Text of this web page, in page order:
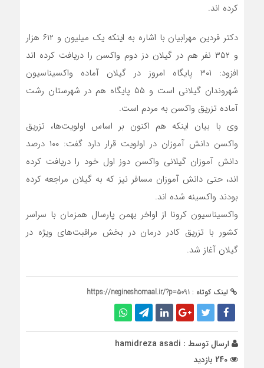
کرده اند.
دکتر فردین مهرابیان با اشاره به اینکه یک میلیون و ۶۱۲ هزار
و ۳۵۲ نفر هم در گیلان دز دوم واکسن را دریافت کرده اند
افزود: ۳۰۱ پایگاه امروز در گیلان آماده واکسیناسیون
شهروندان گیلانی است و ۵۵ پایگاه هم در شهرستان رشت
آماده تزریق واکسن به مردم است.
وی با بیان اینکه هم اکنون بر اساس اولویت‌ها، تزریق
واکسن دانش آموزان در اولویت قرار دارد گفت: ۱۰۰ درصد
دانش آموزان گیلانی واکسن دوز اول خود را دریافت کرده
اند، حتی دانش آموزان مسافر نیز که به گیلان مراجعه کرده
بودند واکسینه شده اند.
واکسیناسیون کرونا از اواخر بهمن پارسال همزمان با سراسر
کشور با تزریق کادر درمان در بخش مراقبت‌های ویژه در
گیلان آغاز شد.
لینک کوتاه : https://negineshomaal.ir/?p=5091
ارسال توسط : hamidreza asadi